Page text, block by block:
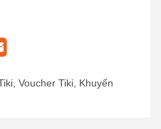
Voucher Tiki, Khuyến